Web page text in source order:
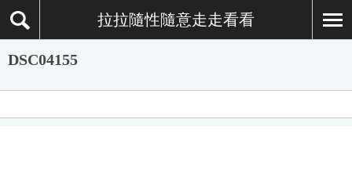
拉拉隨性隨意走走看看
DSC04155